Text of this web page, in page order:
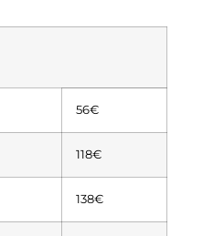
56€
118€
138€